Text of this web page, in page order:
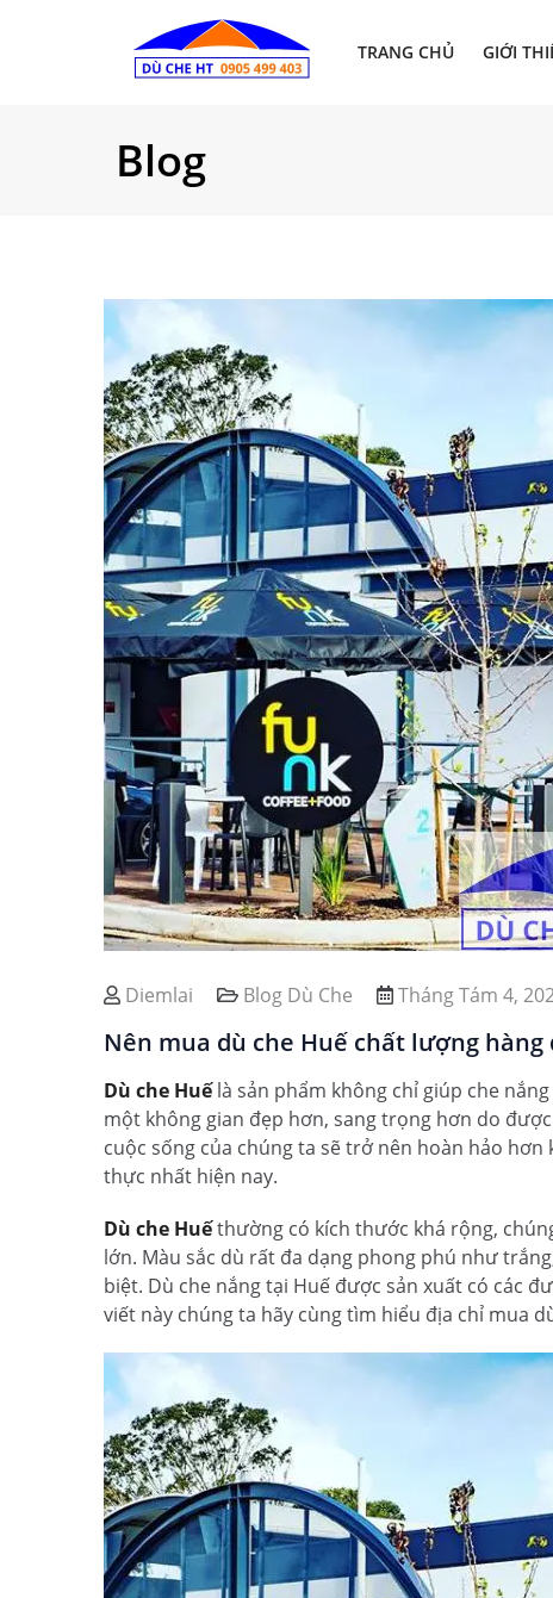
TRANG CHỦ GIỚI
Blog
Diemlai Blog Dù Che Tháng Tám 4,
Nên mua dù che Huế chất lượng
Dù che Huếlà sản phẩm không chỉ giúp che
một không gian đẹp hơn, sang trọng hơn do
cuộc sống của chúng ta sẽ trở nên hoàn hảo
thực nhất hiện nay.
Dù che Huếthường có kích thước khá rộng,
lớn. Màu sắc dù rất đa dạng phong phú như
biệt. Dù che nắng tại Huế được sản xuất có các
viết này chúng ta hãy cùng tìm hiểu địa chỉ mua